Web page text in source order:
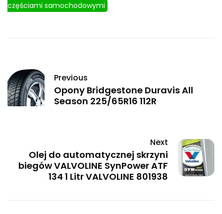
częściami samochodowymi
Previous
Opony Bridgestone Duravis All
Season 225/65R16 112R
Next
Olej do automatycznej skrzyni
biegów VALVOLINE SynPower ATF
134 1 Litr VALVOLINE 801938